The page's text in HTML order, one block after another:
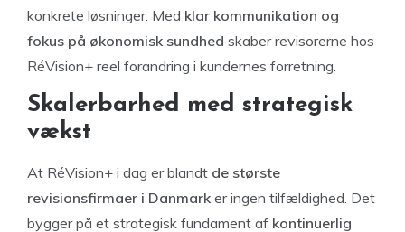
konkrete løsninger. Med klar kommunikation og
fokus på økonomisk sundhed skaber revisorerne hos
RéVision+ reel forandring i kundernes forretning.
Skalerbarhed med strategisk
vækst
At RéVision+ i dag er blandt de største
revisionsfirmaer i Danmarker ingen tilfældighed. Det
bygger på et strategisk fundament af kontinuerlig